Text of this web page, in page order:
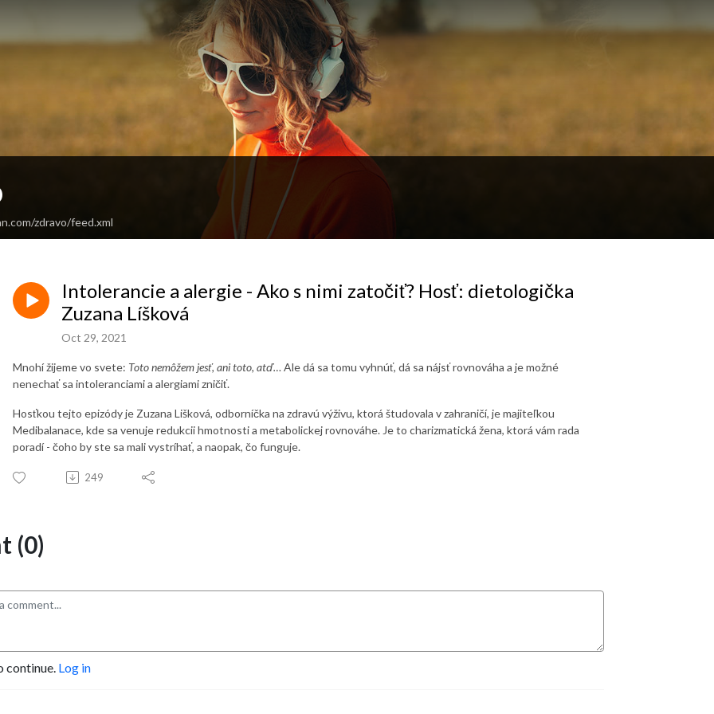
zdravo/feed.xml
Intolerancie a alergie - Ako s nimi zatočiť? Hosť: dietologička
Zuzana Líšková
Oct 29, 2021
Mnohí žijeme vo svete: Toto nemôžem jesť, ani toto, atď… Ale dá sa tomu vyhnúť, dá sa nájsť rovnováha a je možné
nenechať sa intoleranciami a alergiami zničiť.
Hosťkou tejto epizódy je Zuzana Lišková, odborníčka na zdravú výživu, ktorá študovala v zahraničí, je majiteľkou
Medibalanace, kde sa venuje redukcii hmotnosti a metabolickej rovnováhe. Je to charizmatická žena, ktorá vám rada
poradí - čoho by ste sa mali vystríhať, a naopak, čo funguje.
249
(0)
continue. Log in